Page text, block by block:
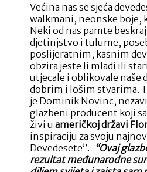
Novinc
“LUDE
DEVEDESETE”
Većina nas se sjeća
walkmani, neonske boje,
Neki od nas pamte
djetinjstvo i tulume,
poslijeratnim, kasnim
obzira jeste li mladi ili
utjecale i oblikovale naše
dobrim i lošim stvarima.
je Dominik Novinc,
glazbeni producent koji
živi u američkoj državi
inspiraciju za svoju
Devedesete”. “Ovaj
rezultat međunarodne